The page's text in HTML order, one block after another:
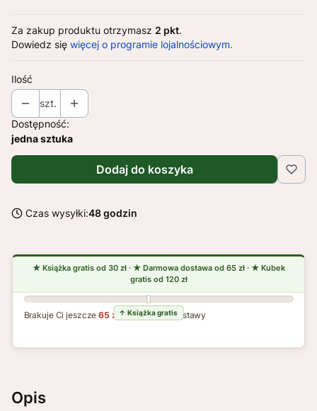
Za zakup produktu otrzymasz 2 pkt.
Dowiedz się więcej o programie lojalnościowym.
Ilość
szt.
Dostępność:
jedna sztuka
Dodaj do koszyka
Czas wysyłki:48 godzin
Brakuje Ci jeszcze65 zł do darmowej dostawy
Opis